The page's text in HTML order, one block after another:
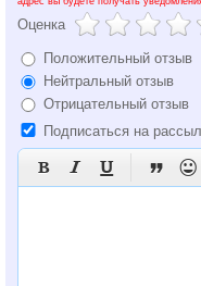
Оценка
Положительный отзыв
Нейтральный отзыв
Отрицательный отзыв
Подписаться на
    